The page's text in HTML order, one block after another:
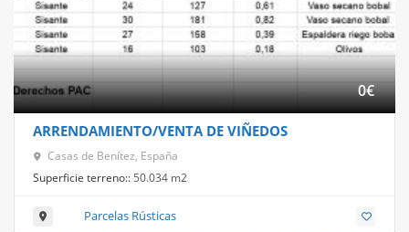
0€
ARRENDAMIENTO/VENTA DE VIÑEDOS
Casas de Benítez, España
Superficie terreno:: 50.034 m2
Parcelas Rústicas